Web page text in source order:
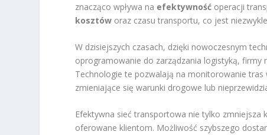
znacząco wpływa na efektywność operacji
kosztów oraz czasu transportu, co jest
W dzisiejszych czasach, dzięki nowoczesnym
oprogramowanie do zarządzania logistyką,
Technologie te pozwalają na monitorowanie
zmieniające się warunki drogowe lub
Efektywna sieć transportowa nie tylko zmniejsza
oferowane klientom. Możliwość szybszego